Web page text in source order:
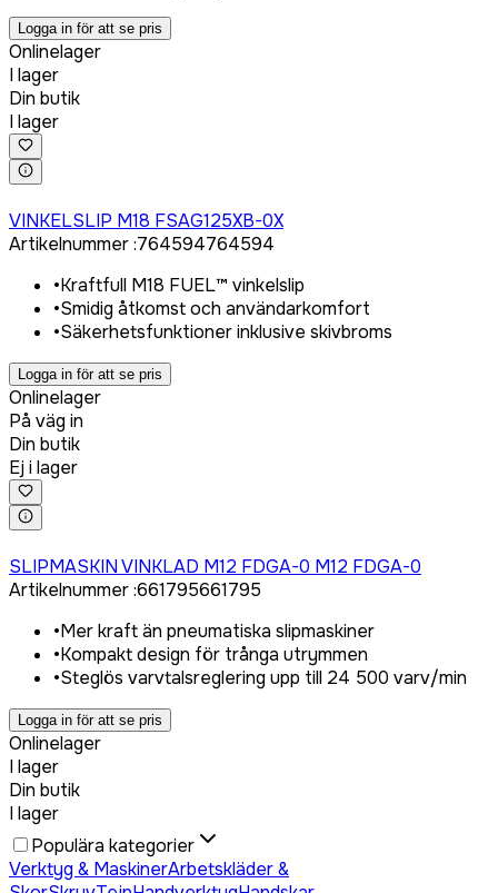
Logga in för att se pris
Onlinelager
I lager
Din butik
I lager
VINKELSLIP M18 FSAG125XB-0X
Artikelnummer:764594764594
•Kraftfull M18 FUEL™ vinkelslip
•Smidig åtkomst och användarkomfort
•Säkerhetsfunktioner inklusive skivbroms
Logga in för att se pris
Onlinelager
På väg in
Din butik
Ej i lager
SLIPMASKIN VINKLAD M12 FDGA-0 M12 FDGA-0
Artikelnummer:661795661795
•Mer kraft än pneumatiska slipmaskiner
•Kompakt design för trånga utrymmen
•Steglös varvtalsreglering upp till 24 500 varv/min
Logga in för att se pris
Onlinelager
I lager
Din butik
I lager
Populära kategorier
Verktyg & MaskinerArbetskläder &